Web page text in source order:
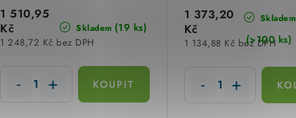
Skladem (19 ks)
1 248,72 Kč bez DPH
1 510,95
Kč
Skladem
(>100 ks)
1 134,88 Kč bez DPH
1 373,20
Kč